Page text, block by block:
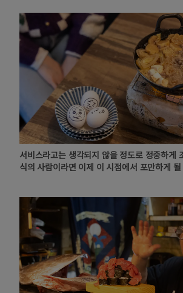
서비스라고는 생각되지 않을 정도로 정중하게
식의 사람이라면 이제 이 시점에서 포만하게